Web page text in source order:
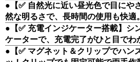
●【✅ 自然光に近い昼光色で目にや
然な明るさで、長時間の使用も快適。
●【✅ 充電インジケーター搭載】シ
ケーターで、充電完了がひと目でわ
●【✅ マグネット＆クリップでハン